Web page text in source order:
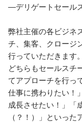
―デリゲートセール
弊社主催の各ビジネ
チ、集客、クロージ
行っていただきます。
どちらもセールスチ
てアプローチを行っ
仕事に携わりたい！
成長させたい！」「
（？！）」といっ